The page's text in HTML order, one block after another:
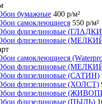
бумажные 400 р/м²
самоклеющиеся 550 р/м²
флизелиновые
флизелиновые
самоклеющиеся
флизелиновые
флизелиновые (САТИН)
флизелиновые (ХОЛСТ)
флизелиновые
флизелиновые (ПЫЛЬ)